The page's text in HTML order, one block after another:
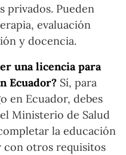
privados. Pueden
evaluación
y docencia.
una licencia para
Ecuador? Sí, para
en Ecuador, debes
Ministerio de Salud
la educación
con otros requisitos